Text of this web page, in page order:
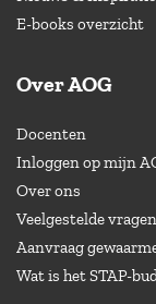
E-books overzicht
Over AOG
Docenten
Inloggen op mijn
Over ons
Veelgestelde vragen
Aanvraag
Wat is het STAP-